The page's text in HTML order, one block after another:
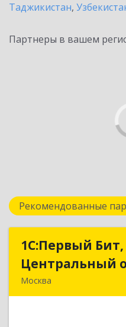
Таджикистан,
Партнеры в вашем
Рекомендованные
1С:Первый Бит,
Центральный
Москва